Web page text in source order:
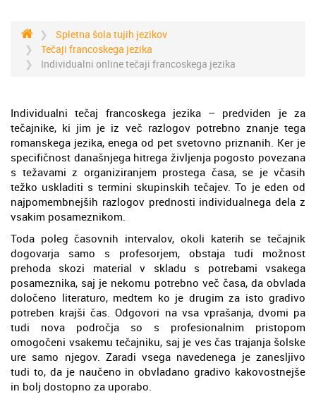
Spletna šola tujih jezikov
Tečaji francoskega jezika
Individualni online tečaji francoskega jezika
Individualni tečaj francoskega jezika – predviden je za
tečajnike, ki jim je iz več razlogov potrebno znanje tega
romanskega jezika, enega od pet svetovno priznanih. Ker je
specifičnost današnjega hitrega življenja pogosto povezana
s težavami z organiziranjem prostega časa, se je včasih
težko uskladiti s termini skupinskih tečajev. To je eden od
najpomembnejših razlogov prednosti individualnega dela z
vsakim posameznikom.
Toda poleg časovnih intervalov, okoli katerih se tečajnik
dogovarja samo s profesorjem, obstaja tudi možnost
prehoda skozi material v skladu s potrebami vsakega
posameznika, saj je nekomu potrebno več časa, da obvlada
določeno literaturo, medtem ko je drugim za isto gradivo
potreben krajši čas. Odgovori na vsa vprašanja, dvomi pa
tudi nova področja so s profesionalnim pristopom
omogočeni vsakemu tečajniku, saj je ves čas trajanja šolske
ure samo njegov. Zaradi vsega navedenega je zanesljivo
tudi to, da je naučeno in obvladano gradivo kakovostnejše
in bolj dostopno za uporabo.